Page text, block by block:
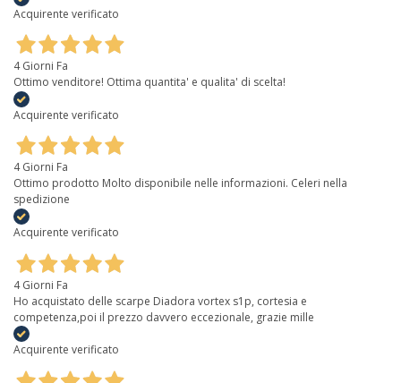
Acquirente verificato
4 Giorni Fa
Ottimo venditore! Ottima quantita' e qualita' di scelta!
Acquirente verificato
4 Giorni Fa
Ottimo prodotto Molto disponibile nelle informazioni. Celeri nella
spedizione
Acquirente verificato
4 Giorni Fa
Ho acquistato delle scarpe Diadora vortex s1p, cortesia e
competenza,poi il prezzo davvero eccezionale, grazie mille
Acquirente verificato